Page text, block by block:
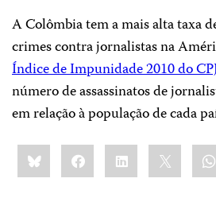
A Colômbia tem a mais alta taxa
crimes contra jornalistas na
Índice de Impunidade 2010 do
número de assassinatos de
em relação à população de cada
Share
this:BlueskyFacebookLinkedIn